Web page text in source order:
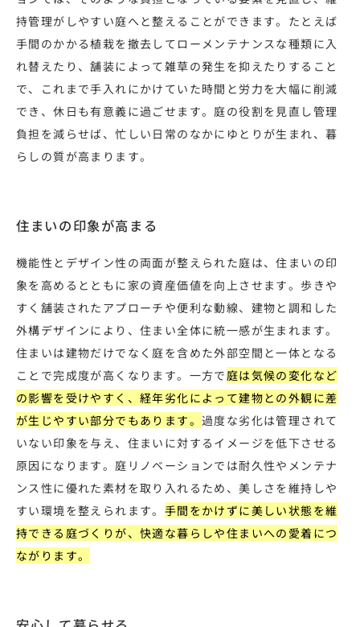
持管理がしやすい庭へと整えることができます。たとえば
手間のかかる植栽を撤去してローメンテナンスな種類に入
れ替えたり、舗装によって雑草の発生を抑えたりすること
で、これまで手入れにかけていた時間と労力を大幅に削減
でき、休日も有意義に過ごせます。庭の役割を見直し管理
負担を減らせば、忙しい日常のなかにゆとりが生まれ、暮
らしの質が高まります。
住まいの印象が高まる
機能性とデザイン性の両面が整えられた庭は、住まいの印
象を高めるとともに家の資産価値を向上させます。歩きや
すく舗装されたアプローチや便利な動線、建物と調和した
外構デザインにより、住まい全体に統一感が生まれます。
住まいは建物だけでなく庭を含めた外部空間と一体となる
ことで完成度が高くなります。一方で庭は気候の変化など
の影響を受けやすく、経年劣化によって建物との外観に差
が生じやすい部分でもあります。 過度な劣化は管理されて
いない印象を与え、住まいに対するイメージを低下させる
原因になります。庭リノベーションでは耐久性やメンテナ
ンス性に優れた素材を取り入れるため、美しさを維持しや
すい環境を整えられます。 手間をかけずに美しい状態を維
持できる庭づくりが、快適な暮らしや住まいへの愛着につ
ながります。